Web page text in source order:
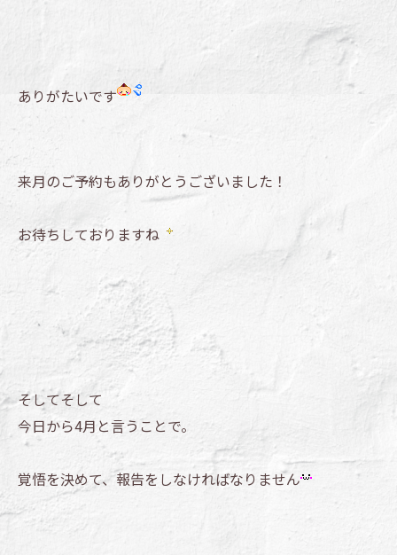
ありがたいです
来月のご予約もありがとうございました！
お待ちしておりますね
そしてそして
今日から4月と言うことで。
覚悟を決めて、報告をしなければなりません